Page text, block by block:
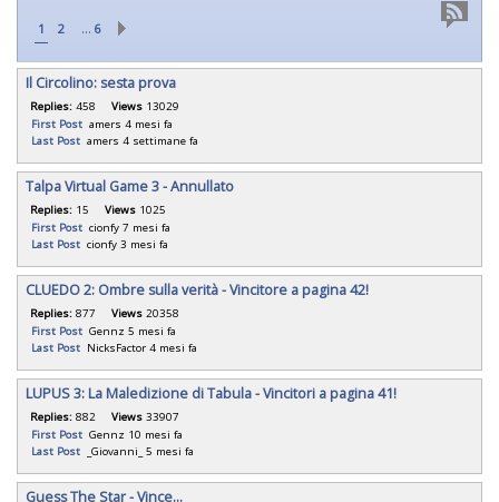
1 2 … 6
Il Circolino: sesta prova
Replies: 458 Views 13029
First Post amers 4 mesi fa
Last Post amers 4 settimane fa
Talpa Virtual Game 3 - Annullato
Replies: 15 Views 1025
First Post cionfy 7 mesi fa
Last Post cionfy 3 mesi fa
CLUEDO 2: Ombre sulla verità - Vincitore a pagina 42!
Replies: 877 Views 20358
First Post Gennz 5 mesi fa
Last Post NicksFactor 4 mesi fa
LUPUS 3: La Maledizione di Tabula - Vincitori a pagina 41!
Replies: 882 Views 33907
First Post Gennz 10 mesi fa
Last Post
_Giovanni_ 5 mesi fa
Guess The Star - Vince...